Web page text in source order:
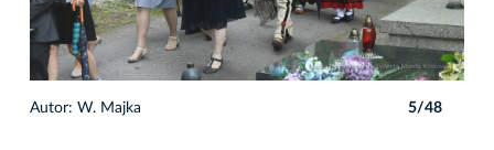
Autor: W. Majka 5/48